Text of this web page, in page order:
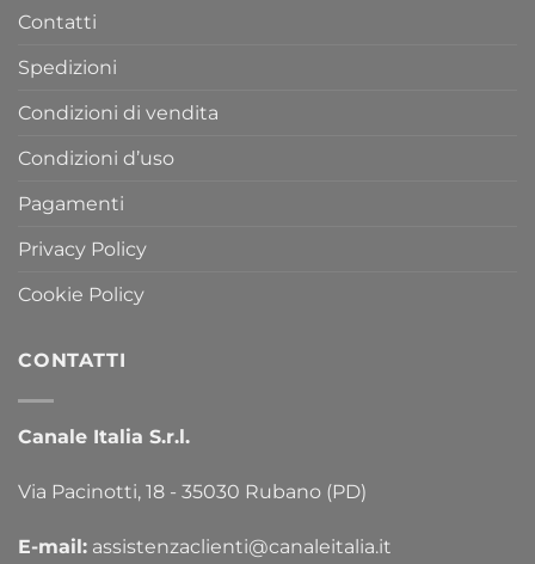
Contatti
Spedizioni
Condizioni di vendita
Condizioni d’uso
Pagamenti
Privacy Policy
Cookie Policy
CONTATTI
Canale Italia S.r.l.
Via Pacinotti, 18 - 35030 Rubano (PD)
E-mail: assistenzaclienti@canaleitalia.it